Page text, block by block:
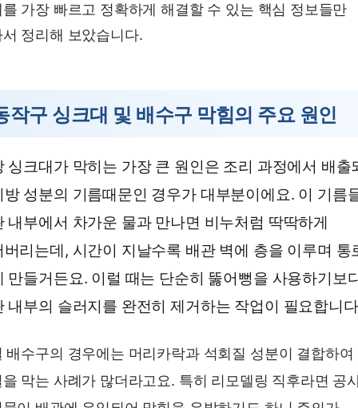
가장 빠르고 정확하게 해결할 수 있는 핵심 정보들만
정리해 보았습니다.
작구 싱크대 및 배수구 막힘의 주요 원인
싱크대가 막히는 가장 큰 원인은 조리 과정에서 배출
방 성분의 기름때문인 경우가 대부분이에요. 이 기름
내부에서 차가운 물과 만나면 비누처럼 딱딱하게
버리는데, 시간이 지날수록 배관 벽에 층을 이루며 통
만들거든요. 이럴 때는 단순히 뚫어뻥을 사용하기보
내부의 슬러지를 완전히 제거하는 작업이 필요합니
배수구의 경우에는 머리카락과 석회질 성분이 결합하여
막는 사례가 많더라고요. 특히 리모델링 직후라면 공